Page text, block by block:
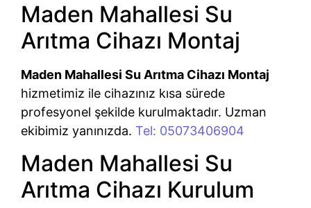
Maden Mahallesi Su
Arıtma Cihazı Montaj
Maden Mahallesi Su Arıtma Cihazı Montaj
hizmetimiz ile cihazınız kısa sürede
profesyonel şekilde kurulmaktadır. Uzman
ekibimiz yanınızda. Tel: 05073406904
Maden Mahallesi Su
Arıtma Cihazı Kurulum